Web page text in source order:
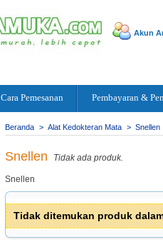
Akun
Cara Pemesanan Pembayaran &
Beranda > Alat Kedokteran Mata > Snellen
Snellen Tidak ada produk.
Snellen
Tidak ditemukan produk